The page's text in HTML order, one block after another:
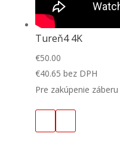
Tureň4 4K
€50.00
€40.65 bez DPH
Pre zakúpenie